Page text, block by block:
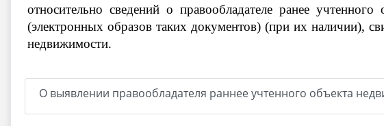
относительно сведений о правообладателе ранее
(электронных образов таких документов) (при их наличии),
недвижимости.
О выявлении правообладателя раннее учтенного объекта